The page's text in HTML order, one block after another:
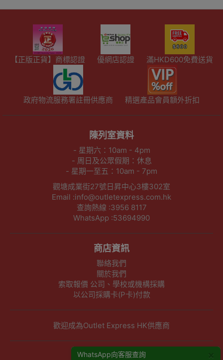
WhatsApp向客服查詢
【正版正貨】商標認證 優網店認證 滿HKD600免費送貨
政府物流服務署註冊供應商 精選產品會員額外折扣
陳列室資料
- 星期六：10am - 4pm
- 周日及公眾假期：休息
- 星期一至五：10am - 7pm
觀塘成業街27號日昇中心3樓302室
Email :info@outletexpress.com.hk
查詢熱線 :3956 8117
WhatsApp :53694990
商店資訊
聯絡我們
關於我們
索取報價 公司、學校或機構採購
以公司採購卡(P卡)付款
歡迎成為Outlet Express HK供應商
其他資訊